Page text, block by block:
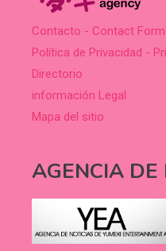
Contacto - Contact Form
Política de Privacidad -
Directorio
información Legal
Mapa del sitio
AGENCIA DE